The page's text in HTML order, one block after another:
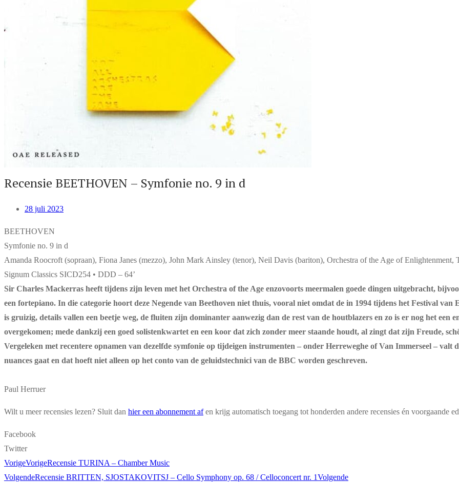
Recensie BEETHOVEN – Symfonie no. 9 in d
28 juli 2023
BEETHOVEN
Symfonie no. 9 in d
Amanda Roocroft (sopraan), Fiona Janes (mezzo), John Mark Ainsley (tenor), Neil Davis (bariton), Orchestra of the Age of
Signum Classics SICD254 • DDD – 64’
Sir Charles Mackerras heeft tijdens zijn leven met het Orchestra of the Age enzovoorts meermalen goede dingen uitgebracht,
een fortepiano. In die categorie hoort deze Negende van Beethoven niet thuis, vooral niet omdat de in 1994 tijdens het Festival
is gruizig, details vallen een beetje weg, de fluiten zijn dominanter aanwezig dan de rest van de houtblazers en zo is er nog het een
overgekomen; mede dankzij een goed solistenkwartet en een koor dat zich zonder meer staande houdt, al zingt dat zijn Freude,
Vergeleken met recentere opnamen van dezelfde symfonie op tijdeigen instrumenten – onder Herreweghe of Van Immerseel – valt
nuances gaat en dat hoeft niet alleen op het conto van de geluidstechnici van de BBC worden geschreven.
Paul Herruer
Wilt u meer recensies lezen? Sluit dan hier een abonnement afen krijg automatisch toegang tot honderden andere recensies én voorgaande
Facebook
Twitter
VorigeVorigeRecensie TURINA – Chamber Music
VolgendeRecensie BRITTEN, SJOSTAKOVITSJ – Cello Symphony op. 68 / Celloconcert nr. 1Volgende